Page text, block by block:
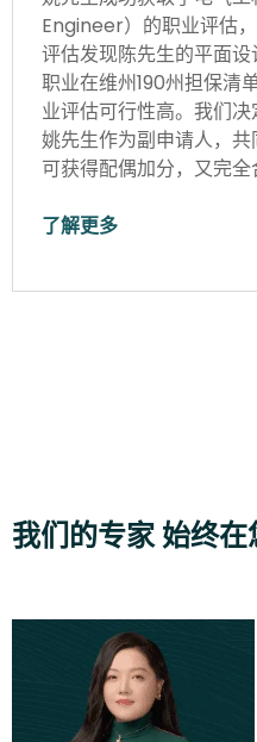
Engineer）的职业评估
评估发现陈先生的平面
职业在维州190州担保清
业评估可行性高。我们决
姚先生作为副申请人，
可获得配偶加分，又完全
了解更多
我们的专家 始终在